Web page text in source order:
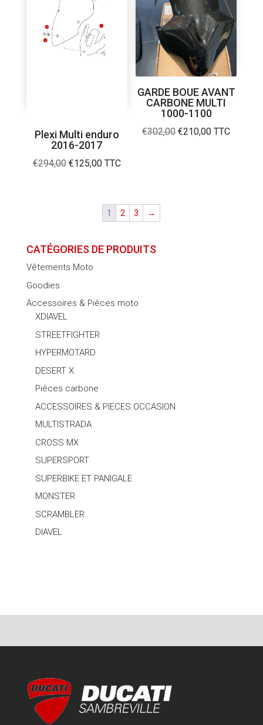
Plexi Multi enduro
2016-2017
€294,00 Le
€294,00.
€125,00Le
est :
€125,00.
TTC
GARDE BOUE AVANT
CARBONE MULTI
1000-1100
€302,00 Le
€210,00Le
TTC
1 2 3 →
CATÉGORIES DE PRODUITS
Vêtements Moto
Goodies
Accessoires & Pièces moto
XDIAVEL
STREETFIGHTER
HYPERMOTARD
DESERT X
Pièces carbone
ACCESSOIRES & PIECES OCCASION
MULTISTRADA
CROSS MX
SUPERSPORT
SUPERBIKE ET PANIGALE
MONSTER
SCRAMBLER
DIAVEL